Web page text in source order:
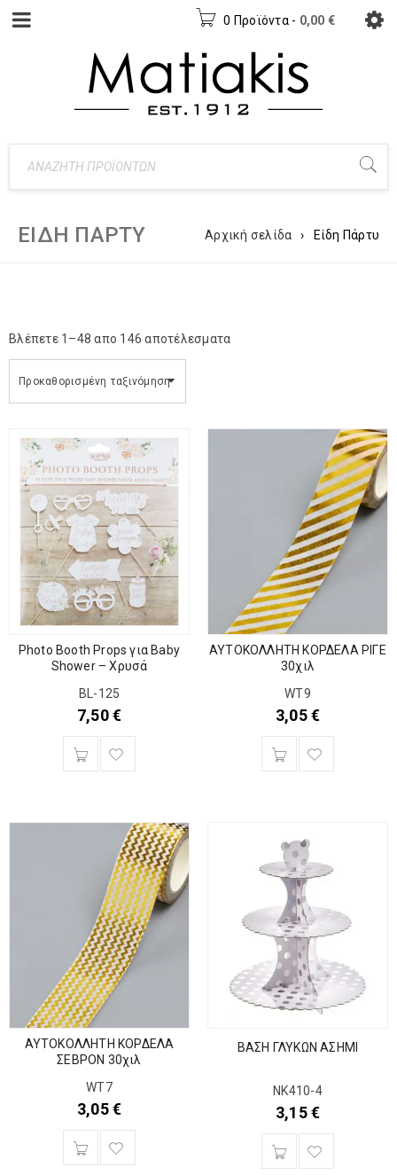
0 Προϊόντα - 0,00 €
ΕΊΔΗ ΠΆΡΤΥ Αρχική σελίδα › Είδη Πάρτυ
Βλέπετε 1–48 απο 146 αποτέλεσματα
Προκαθορισμένη ταξινόμηση
Photo Booth Props για Baby
Shower – Χρυσά
BL-125
7,50€
ΑΥΤΟΚΟΛΛΗΤΗ ΚΟΡΔΕΛΑ ΡΙΓΕ
30χιλ
WT9
3,05€
ΑΥΤΟΚΟΛΛΗΤΗ ΚΟΡΔΕΛΑ
ΣΕΒΡΟΝ 30χιλ
WT7
3,05€
ΒΑΣΗ ΓΛΥΚΩΝ ΑΣΗΜΙ
ΝΚ410-4
3,15€